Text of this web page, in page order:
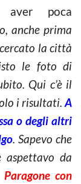
aver poca
anche prima
la città
le foto di
Qui c’è il
i risultati. A
o degli altri
. Sapevo che
aspettavo da
Paragone con